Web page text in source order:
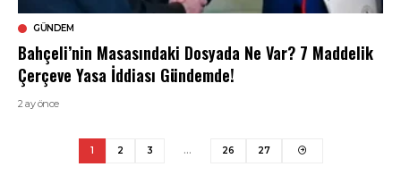
GÜNDEM
Bahçeli’nin Masasındaki Dosyada Ne Var? 7 Maddelik
Çerçeve Yasa İddiası Gündemde!
2 ay önce
1 2 3 … 26 27